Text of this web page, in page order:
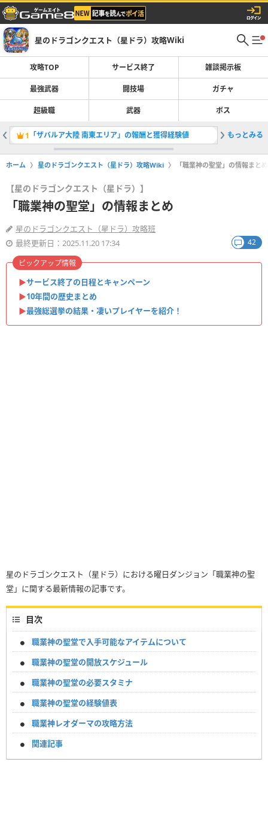
星のドラゴンクエスト（星ドラ）攻略Wiki
攻略TOP サービス終了 雑談掲示板
最強武器 闘技場 ガチャ
超級職 武器 ボス
1 「ザバルア大陸 南東エリア」の報酬と獲得経験値 2
もっとみる
ホーム 星のドラゴンクエスト（星ドラ）攻略Wiki 「職業神の聖堂」の情報まとめ
【星のドラゴンクエスト（星ドラ）】
「職業神の聖堂」の情報まとめ
星のドラゴンクエスト（星ドラ）攻略班
最終更新日：2025.11.20 17:34
42
▶︎サービス終了の日程とキャンペーン
▶︎10年間の歴史まとめ
▶︎最強総選挙の結果・凄いプレイヤーを紹介！
ピックアップ情報
星のドラゴンクエスト（星ドラ）における曜日ダンジョン「職業神の聖
堂」に関する最新情報の記事です。
目次
職業神の聖堂で入手可能なアイテムについて
職業神の聖堂の開放スケジュール
職業神の聖堂の必要スタミナ
職業神の聖堂の経験値表
職業神レオダーマの攻略方法
関連記事